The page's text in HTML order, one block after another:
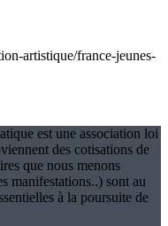
artistique/france-jeunes-
est une association loi
des cotisations de
que nous menons
manifestations..) sont au
à la poursuite de